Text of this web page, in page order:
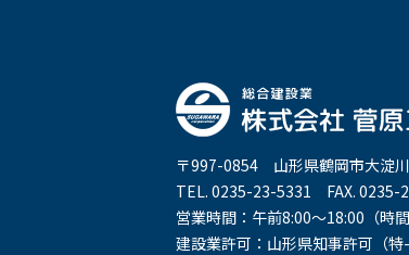
〒997-0854 山形県鶴岡市大淀
TEL. 0235-23-5331 FAX. 0235-
営業時間：午前8:00～18:00（時
建設業許可：山形県知事許可（